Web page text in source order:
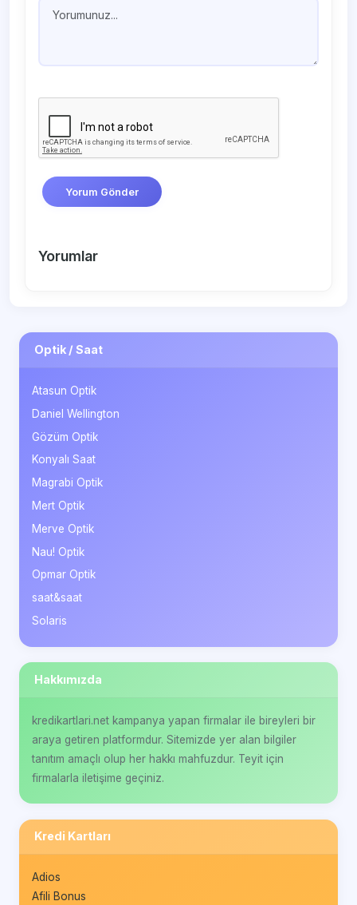
Yorum Gönder
Yorumlar
Optik / Saat
Atasun Optik
Daniel Wellington
Gözüm Optik
Konyalı Saat
Magrabi Optik
Mert Optik
Merve Optik
Nau! Optik
Opmar Optik
saat&saat
Solaris
Hakkımızda
kredikartlari.net kampanya yapan firmalar ile bireyleri bir
araya getiren platformdur. Sitemizde yer alan bilgiler
tanıtım amaçlı olup her hakkı mahfuzdur. Teyit için
firmalarla iletişime geçiniz.
Kredi Kartları
Adios
Afili Bonus